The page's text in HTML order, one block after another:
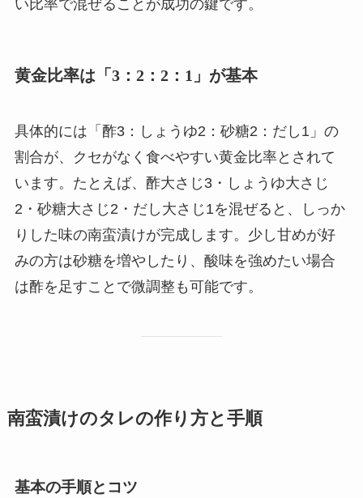
い比率で混ぜることが成功の鍵です。
黄金比率は「3：2：2：1」が基本
具体的には「酢3：しょうゆ2：砂糖2：だし1」の
割合が、クセがなく食べやすい黄金比率とされて
います。たとえば、酢大さじ3・しょうゆ大さじ
2・砂糖大さじ2・だし大さじ1を混ぜると、しっか
りした味の南蛮漬けが完成します。少し甘めが好
みの方は砂糖を増やしたり、酸味を強めたい場合
は酢を足すことで微調整も可能です。
南蛮漬けのタレの作り方と手順
基本の手順とコツ